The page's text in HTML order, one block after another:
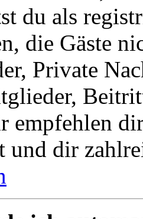
du als
die Gäste
Private
empfehlen
und dir